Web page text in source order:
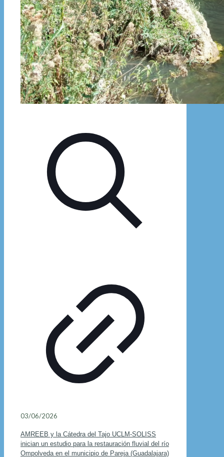
03/06/2026
AMREEB y la Cátedra del Tajo UCLM-SOLISS
inician un estudio para la restauración fluvial del río
Ompolveda en el municipio de Pareja (Guadalajara)